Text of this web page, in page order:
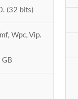
(32 bits)
Wpc, Vip.
GB